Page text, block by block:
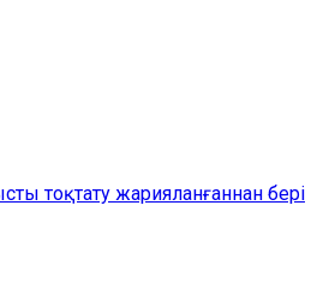
тоқтату жарияланғаннан бері